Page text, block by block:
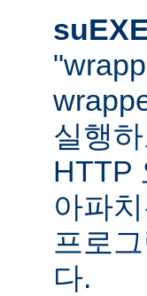
실행
HTTP
아파
프로
다.